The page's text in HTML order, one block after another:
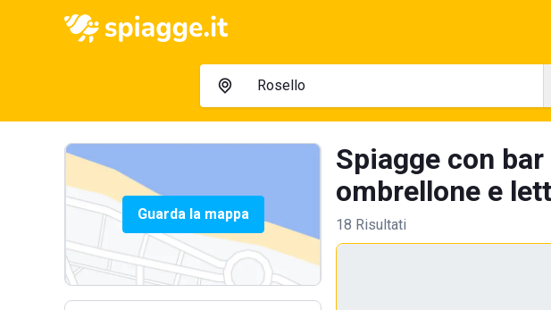
Guarda la mappa
Spiagge con
ombrellone e
18 Risultati